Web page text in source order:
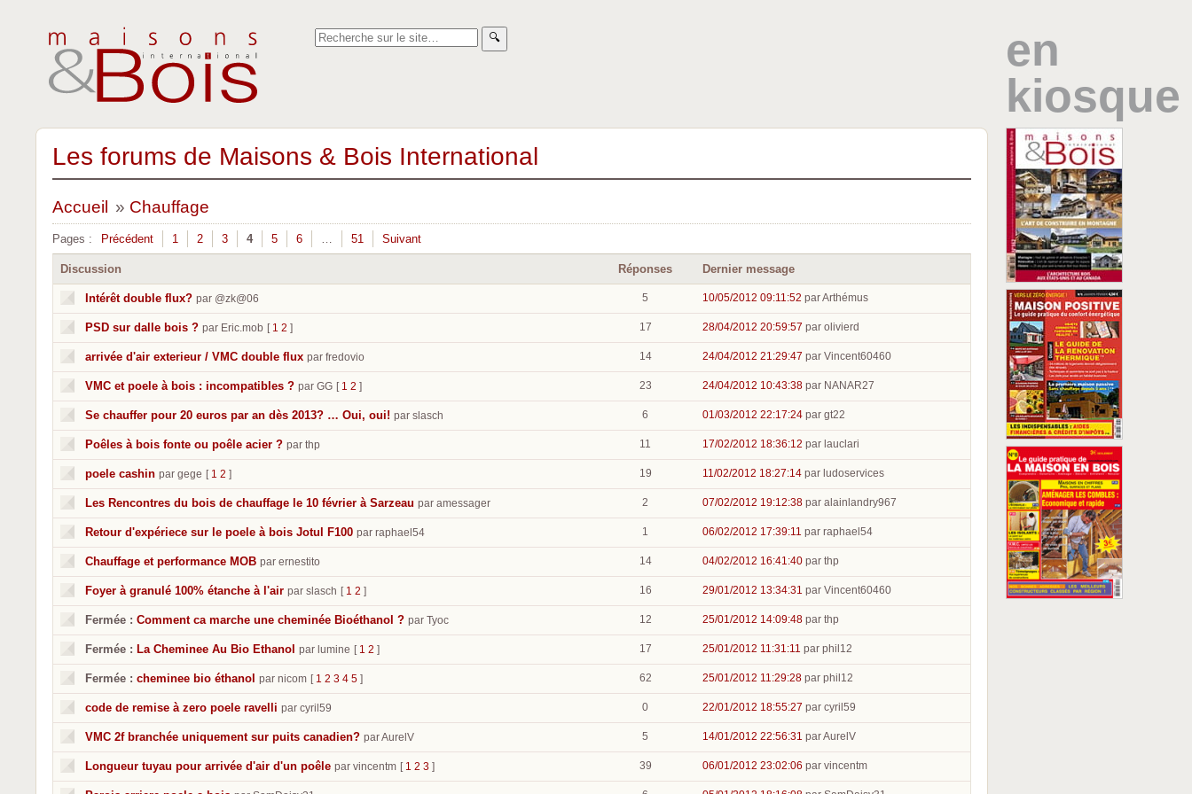
🔍︎
en
kiosque
Les forums de Maisons & Bois International
Accueil » Chauffage
Pages : Précédent 1 2 3 4 5 6 … 51 Suivant
Discussion Réponses Dernier message
Intérêt double flux? par @zk@06 5 10/05/2012 09:11:52 par Arthémus
PSD sur dalle bois ? par Eric.mob [ 1 2 ] 17 28/04/2012 20:59:57 par olivierd
arrivée d'air exterieur / VMC double flux par fredovio 14 24/04/2012 21:29:47 par Vincent60460
VMC et poele à bois : incompatibles ? par GG [ 1 2 ] 23 24/04/2012 10:43:38 par NANAR27
Se chauffer pour 20 euros par an dès 2013? … Oui, oui! par slasch 6 01/03/2012 22:17:24 par gt22
Poêles à bois fonte ou poêle acier ? par thp 11 17/02/2012 18:36:12 par lauclari
poele cashin par gege [ 1 2 ] 19 11/02/2012 18:27:14 par ludoservices
Les Rencontres du bois de chauffage le 10 février à Sarzeau par amessager 2 07/02/2012 19:12:38 par alainlandry967
Retour d'expériece sur le poele à bois Jotul F100 par raphael54 1 06/02/2012 17:39:11 par raphael54
Chauffage et performance MOB par ernestito 14 04/02/2012 16:41:40 par thp
Foyer à granulé 100% étanche à l'air par slasch [ 1 2 ] 16 29/01/2012 13:34:31 par Vincent60460
Fermée : Comment ca marche une cheminée Bioéthanol ? par Tyoc 12 25/01/2012 14:09:48 par thp
Fermée : La Cheminee Au Bio Ethanol par lumine [ 1 2 ] 17 25/01/2012 11:31:11 par phil12
Fermée : cheminee bio éthanol par nicom [ 1 2 3 4 5 ] 62 25/01/2012 11:29:28 par phil12
code de remise à zero poele ravelli par cyril59 0 22/01/2012 18:55:27 par cyril59
VMC 2f branchée uniquement sur puits canadien? par AurelV 5 14/01/2012 22:56:31 par AurelV
Longueur tuyau pour arrivée d'air d'un poêle par vincentm [ 1 2 3 ] 39 06/01/2012 23:02:06 par vincentm